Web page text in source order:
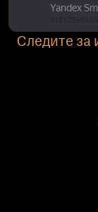
Следите за